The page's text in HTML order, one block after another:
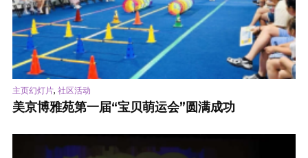
主页幻灯片, 社区活动
美京博雅苑第一届“宝贝萌运会”圆满成功